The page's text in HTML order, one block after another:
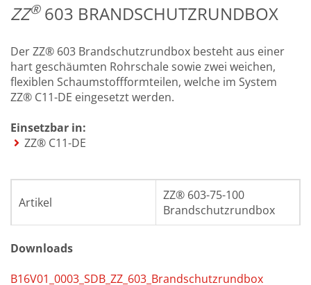
ZZ®603 BRANDSCHUTZRUNDBOX
Der ZZ® 603 Brandschutzrundbox besteht aus einer
hart geschäumten Rohrschale sowie zwei weichen,
flexiblen Schaumstoffformteilen, welche im System
ZZ® C11-DE eingesetzt werden.
Einsetzbar in:
ZZ® C11-DE
Artikel
ZZ® 603-75-100
Brandschutzrundbox
Durchmesser
Downloads
B16V01_0003_SDB_ZZ_603_Brandschutzrundbox